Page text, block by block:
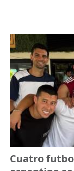
Cuatro